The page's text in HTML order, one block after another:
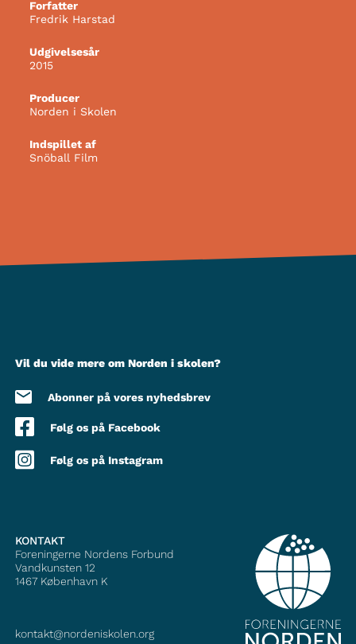
Forfatter
Fredrik Harstad
Udgivelsesår
2015
Producer
Norden i Skolen
Indspillet af
Snöball Film
Vil du vide mere om Norden i skolen?
Abonner på vores nyhedsbrev
Følg os på Facebook
Følg os på Instagram
KONTAKT
Foreningerne Nordens Forbund
Vandkunsten 12
1467 København K
kontakt@nordeniskolen.org